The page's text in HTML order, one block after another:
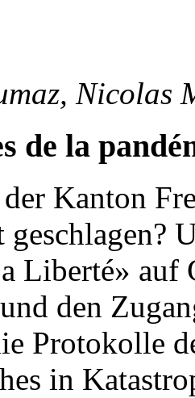
Nicolas
de la
Kanton
geschlagen?
Liberté» auf
den
Protokolle
in